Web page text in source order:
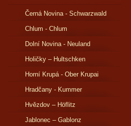
Černá Novina - Schwarzwald
Chlum - Chlum
Dolní Novina - Neuland
Holičky – Hultschken
Horní Krupá - Ober Krupai
Hradčany - Kummer
Hvězdov – Höflitz
Jablonec – Gablonz